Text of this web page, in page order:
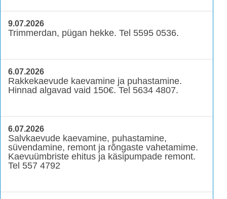
9.07.2026
Trimmerdan, pügan hekke. Tel 5595 0536.
6.07.2026
Rakkekaevude kaevamine ja puhastamine.
Hinnad algavad vaid 150€. Tel 5634 4807.
6.07.2026
Salvkaevude kaevamine, puhastamine,
süvendamine, remont ja rõngaste vahetamime.
Kaevuümbriste ehitus ja käsipumpade remont.
Tel 557 4792